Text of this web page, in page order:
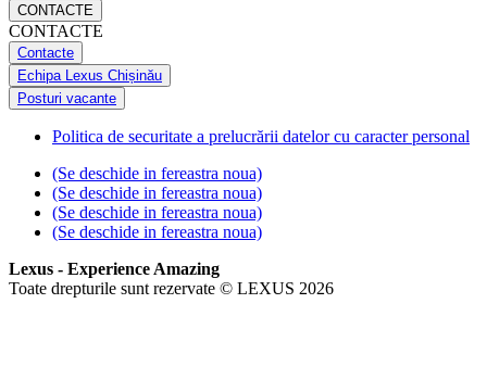
CONTACTE
CONTACTE
Contacte
Echipa Lexus Chișinău
Posturi vacante
Politica de securitate a prelucrării datelor cu caracter personal
(Se deschide in fereastra noua)
(Se deschide in fereastra noua)
(Se deschide in fereastra noua)
(Se deschide in fereastra noua)
Lexus - Experience Amazing
Toate drepturile sunt rezervate © LEXUS 2026